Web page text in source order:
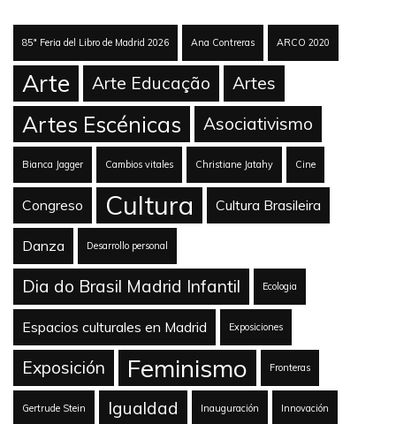
85ª Feria del Libro de Madrid 2026 Ana Contreras ARCO 2020
Arte Arte Educação Artes
Artes Escénicas Asociativismo
Bianca Jagger Cambios vitales Christiane Jatahy Cine
Congreso Cultura Cultura Brasileira
Danza Desarrollo personal
Dia do Brasil Madrid Infantil Ecologia
Espacios culturales en Madrid Exposiciones
Exposición Feminismo Fronteras
Gertrude Stein Igualdad Inauguración Innovación